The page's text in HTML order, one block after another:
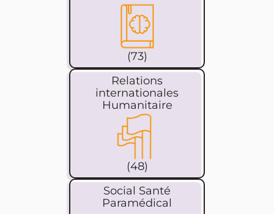
(73)
Relations
internationales
Humanitaire
(48)
Social Santé
Paramédical